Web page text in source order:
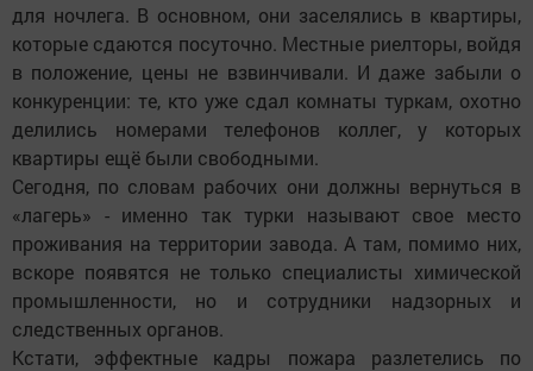
для ночлега. В основном, они заселялись в квартиры,
которые сдаются посуточно. Местные риелторы, войдя
в положение, цены не взвинчивали. И даже забыли о
конкуренции: те, кто уже сдал комнаты туркам, охотно
делились номерами телефонов коллег, у которых
квартиры ещё были свободными.
Сегодня, по словам рабочих они должны вернуться в
«лагерь» - именно так турки называют свое место
проживания на территории завода. А там, помимо них,
вскоре появятся не только специалисты химической
промышленности, но и сотрудники надзорных и
следственных органов.
Кстати, эффектные кадры пожара разлетелись по